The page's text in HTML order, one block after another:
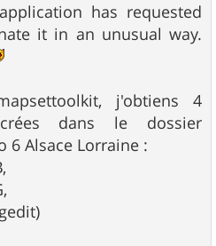
has requested
it in an unusual way.
j'obtiens 4
dans le dossier
6 Alsace Lorraine :